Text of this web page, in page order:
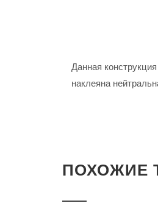
Данная
наклеяна
ПОХОЖИЕ